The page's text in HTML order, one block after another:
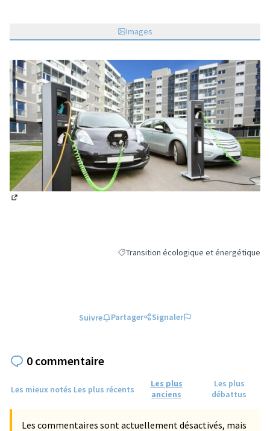
Images
Filtrer les résultats de la catégorie :
Transition écologique et énergétique
Suivre Partager Signaler
0 commentaire
Les mieux notés Les plus récents
Les plus
anciens
Les plus
débattus
Les commentaires sont actuellement désactivés, mais